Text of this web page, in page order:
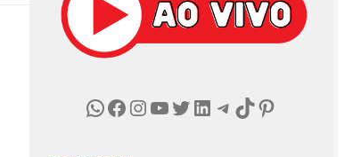
WhatsApp
Facebook
Instagram
Youtube
Twitter
LinkedIn
Telegram
TikTokPinterest